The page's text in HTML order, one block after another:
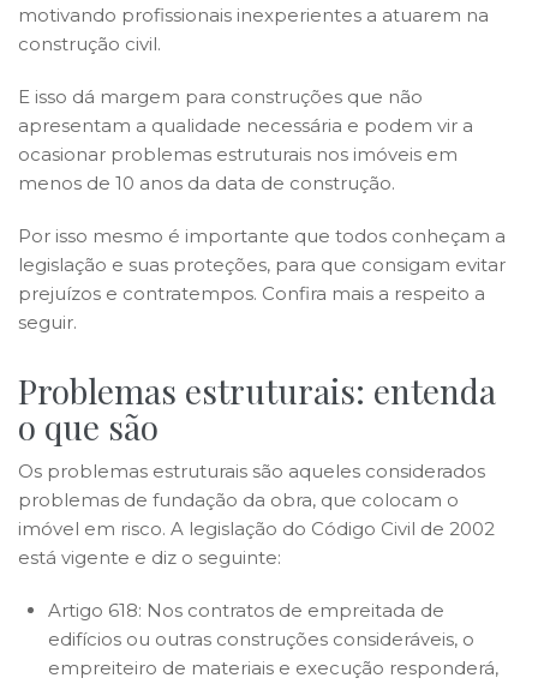
motivando profissionais inexperientes a atuarem na
construção civil.
E isso dá margem para construções que não
apresentam a qualidade necessária e podem vir a
ocasionar problemas estruturais nos imóveis em
menos de 10 anos da data de construção.
Por isso mesmo é importante que todos conheçam a
legislação e suas proteções, para que consigam evitar
prejuízos e contratempos. Confira mais a respeito a
seguir.
Problemas estruturais: entenda
o que são
Os problemas estruturais são aqueles considerados
problemas de fundação da obra, que colocam o
imóvel em risco. A legislação do Código Civil de 2002
está vigente e diz o seguinte:
Artigo 618: Nos contratos de empreitada de
edifícios ou outras construções consideráveis, o
empreiteiro de materiais e execução responderá,